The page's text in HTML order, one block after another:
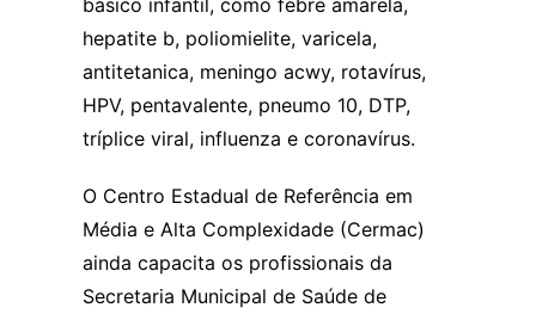
hepatite b, poliomielite, varicela,
antitetanica, meningo acwy, rotavírus,
HPV, pentavalente, pneumo 10, DTP,
tríplice viral, influenza e coronavírus.
O Centro Estadual de Referência em
Média e Alta Complexidade (Cermac)
ainda capacita os profissionais da
Secretaria Municipal de Saúde de